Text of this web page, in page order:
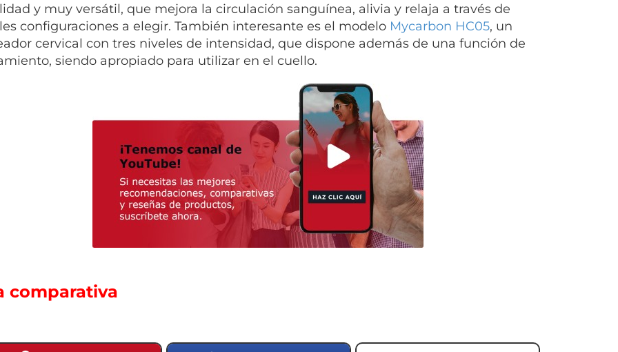
y muy versátil, que mejora la circulación sanguínea, alivia y relaja a través de
configuraciones a elegir. También interesante es el modelo Mycarbon HC05, un
cervical con tres niveles de intensidad, que dispone además de una función de
siendo apropiado para utilizar en el cuello.
comparativa